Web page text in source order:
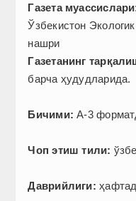
Газета
Ўзбекистон
нашри
Газетанинг
барча ҳудудларида.
Бичими:А-3
Чоп этиш тили:
Даврийлиги: